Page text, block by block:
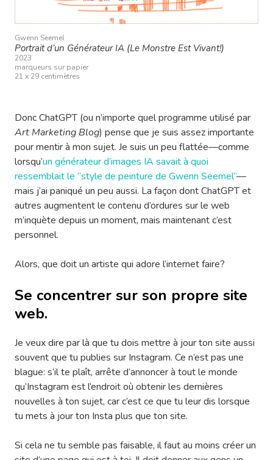
Gwenn Seemel
Portrait d’un Générateur IA (Le Monstre Est Vivant!)
2023
marqueurs sur papier
21 x 29 centimètres
Donc ChatGPT (ou n’importe quel programme utilisé par
Art Marketing Blog) pense que je suis assez importante
pour mentir à mon sujet. Je suis un peu flattée—comme
lorsqu’un générateur d’images IA savait à quoi
ressemblait le “style de peinture de Gwenn Seemel”—
mais j’ai paniqué un peu aussi. La façon dont ChatGPT et
autres augmentent le contenu d’ordures sur le web
m’inquète depuis un moment, mais maintenant c’est
personnel.
Alors, que doit un artiste qui adore l’internet faire?
Se concentrer sur son propre site
web.
Je veux dire par là que tu dois mettre à jour ton site aussi
souvent que tu publies sur Instagram. Ce n’est pas une
blague: s’il te plaît, arrête d’annoncer à tout le monde
qu’Instagram est l’endroit où obtenir les dernières
nouvelles à ton sujet, car c’est ce que tu leur dis lorsque
tu mets à jour ton Insta plus que ton site.
Si cela ne tu semble pas faisable, il faut au moins créer un